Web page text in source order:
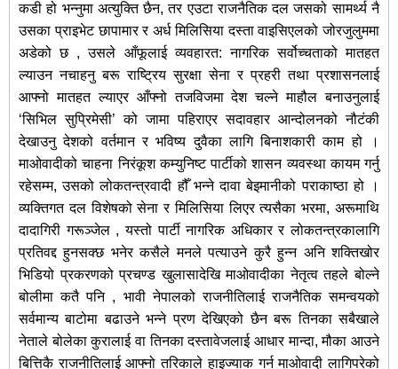
कडी हो भन्नुमा अत्युक्ति छैन, तर एउटा राजनैतिक दल जसको सामर्थ्य नै
उसका प्राइभेट छापामार र अर्ध मिलिसिया दस्ता वाइसिएलको जोरजुलुममा
अडेको छ , उसले आँफूलाई व्यवहारत: नागरिक सर्वोच्चताको मातहत
ल्याउन नचाहनु बरू राष्ट्रिय सुरक्षा सेना र प्रहरी तथा प्रशासनलाई
आफ्नो मातहत ल्याएर आँफ्नो तजविजमा देश चल्ने माहौल बनाउनुलाई
‘सिभिल सुप्रिमेसी’ को जामा पहिराएर सदावहार आन्दोलनको नौटंकी
देखाउनु देशको वर्तमान र भविष्य दुवैका लागि बिनाशकारी काम हो ।
माओवादीको चाहना निरंकूश कम्युनिष्ट पार्टीको शासन व्यवस्था कायम गर्नु
रहेसम्म, उसको लोकतन्त्रवादी हौँ भन्ने दावा बेइमानीको पराकाष्ठा हो ।
व्यक्तिगत दल विशेषको सेना र मिलिसिया लिएर त्यसैका भरमा, अरूमाथि
दादागिरी गरूञ्जेल , यस्तो पार्टी नागरिक अधिकार र लोकतन्त्रकालागि
प्रतिवद्द हुनसक्छ भनेर कसैले मनले पत्याउने कुरै हुन्न अनि शक्तिखोर
भिडियो प्रकरणको प्रचण्ड खुलासादेखि माओवादीका नेतृत्व तहले बोल्ने
बोलीमा कतै पनि , भावी नेपालको राजनीतिलाई राजनैतिक समन्वयको
सर्वमान्य बाटोमा बढाउने भन्ने प्रण देखिएको छैन बरू तिनका सबैखाले
नेताले बोलेका कुरालाई वा तिनका दस्तावेजलाई आधार मान्दा, मौका आउने
बित्तिकै राजनीतिलाई आफ्नो तरिकाले हाइज्याक गर्न माओवादी लागिपरेको